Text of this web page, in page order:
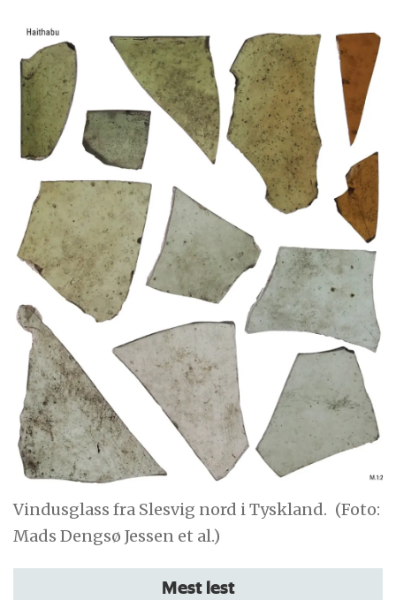
Vindusglass fra Slesvig nord i Tyskland. (Foto:
Mads Dengsø Jessen et al.)
Mest lest